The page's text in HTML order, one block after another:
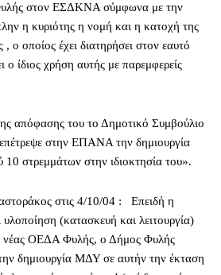
στον ΕΣΔΚΝΑ σύμφωνα με την
η κυριότης η νομή και η κατοχή της
ο οποίος έχει διατηρήσει στον εαυτό
ο ίδιος χρήση αυτής με παρεμφερείς
απόφασης του το Δημοτικό Συμβούλιο
στην ΕΠΑΝΑ την δημιουργία
στρεμμάτων στην ιδιοκτησία του».
στις 4/10/04 : Επειδή η
(κατασκευή και λειτουργία)
ΟΕΔΑ Φυλής, ο Δήμος Φυλής
δημιουργία ΜΔΥ σε αυτήν την έκταση